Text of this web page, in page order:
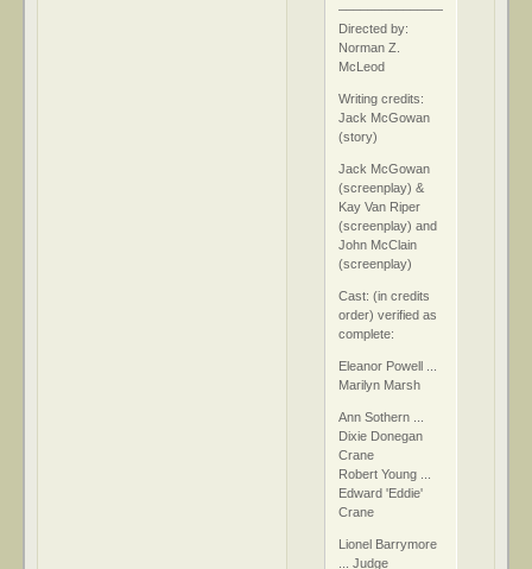
––––––––––––––––
Directed by:
Norman Z.
McLeod
Writing credits:
Jack McGowan
(story)
Jack McGowan
(screenplay) &
Kay Van Riper
(screenplay) and
John McClain
(screenplay)
Cast: (in credits
order) verified as
complete:
Eleanor Powell ...
Marilyn Marsh
Ann Sothern ...
Dixie Donegan
Crane
Robert Young ...
Edward 'Eddie'
Crane
Lionel Barrymore
... Judge